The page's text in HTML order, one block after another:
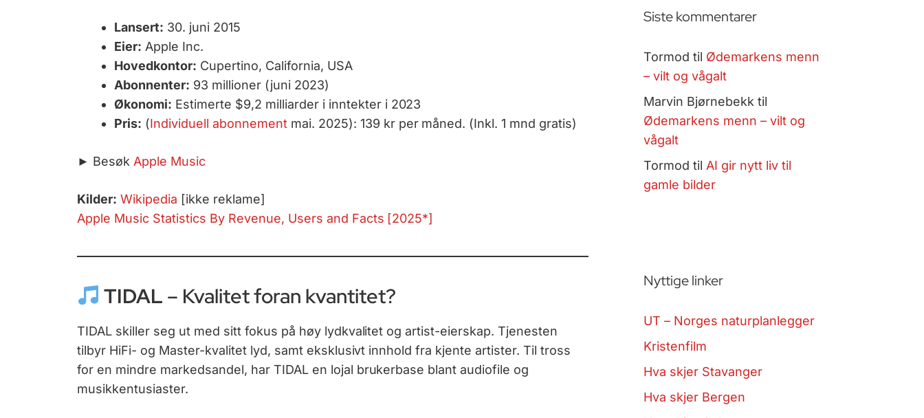
Lansert: 30. juni 2015
Eier: Apple Inc.
Hovedkontor: Cupertino, California, USA
Abonnenter: 93 millioner (juni 2023)
Økonomi: Estimerte $9,2 milliarder i inntekter i 2023
Pris: (Individuell abonnementmai. 2025): 139 kr per måned. (Inkl. 1 mnd gratis)
► Besøk Apple Music
Kilder: Wikipedia [ikke reklame]
Apple Music Statistics By Revenue, Users and Facts [2025*]
TIDAL – Kvalitet foran kvantitet?
TIDAL skiller seg ut med sitt fokus på høy lydkvalitet og artist-eierskap. Tjenesten
tilbyr HiFi- og Master-kvalitet lyd, samt eksklusivt innhold fra kjente artister. Til tross
for en mindre markedsandel, har TIDAL en lojal brukerbase blant audiofile og
musikkentusiaster.
Siste kommentarer
Tormod til Ødemarkens menn
– vilt og vågalt
Marvin Bjørnebekk til
Ødemarkens menn – vilt og
vågalt
Tormod til AI gir nytt liv til
gamle bilder
Nyttige linker
UT – Norges naturplanlegger
Kristenfilm
Hva skjer Stavanger
Hva skjer Bergen